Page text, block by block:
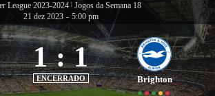
League 2023-2024 Jogos da Semana 18
21 dez 2023 - 5:00 pm
1 : 1
ENCERRADO Brighton